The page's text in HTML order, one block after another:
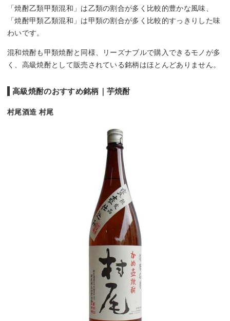
「焼酎乙類甲類混和」は乙類の割合が多く比較的豊かな風味、
「焼酎甲類乙類混和」は甲類の割合が多く比較的すっきりした味
わいです。
混和焼酎も甲類焼酎と同様、リーズナブルで購入できるモノが多
く、高級焼酎として販売されている銘柄はほとんどありません。
高級焼酎のおすすめ銘柄｜芋焼酎
村尾酒造 村尾